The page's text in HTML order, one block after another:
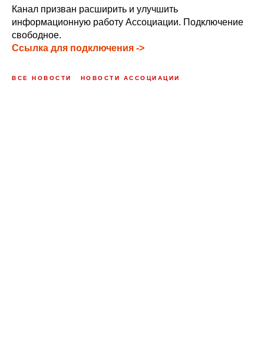
Канал призван расширить и улучшить
информационную работу Ассоциации. Подключение
свободное.
Ссылка для подключения ->
ВСЕ НОВОСТИ НОВОСТИ АССОЦИАЦИИ